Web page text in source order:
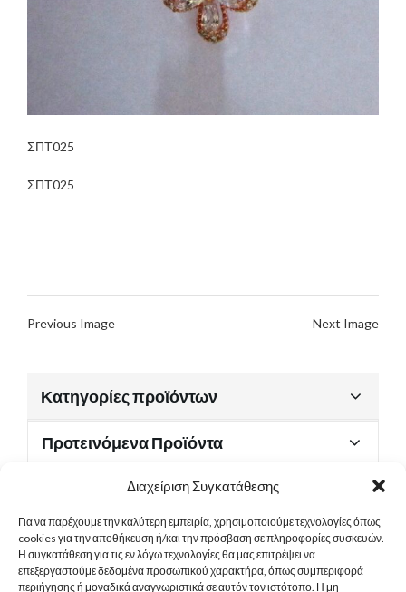
Διαχείριση Συγκατάθεσης
Για να παρέχουμε την καλύτερη εμπειρία, χρησιμοποιούμε τεχνολογίες όπως
cookies για την αποθήκευση ή/και την πρόσβαση σε πληροφορίες συσκευών.
Η συγκατάθεση για τις εν λόγω τεχνολογίες θα μας επιτρέψει να
επεξεργαστούμε δεδομένα προσωπικού χαρακτήρα, όπως συμπεριφορά
περιήγησης ή μοναδικά αναγνωριστικά σε αυτόν τον ιστότοπο. Η μη
ΣΠΤ025
ΣΠΤ025
Previous Image Next Image
Κατηγορίες προϊόντων
Προτεινόμενα Προϊόντα
Χρήσιμα Έγγραφα